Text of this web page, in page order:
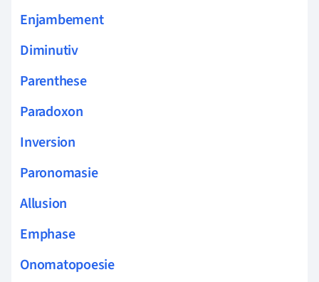
Enjambement
Diminutiv
Parenthese
Paradoxon
Inversion
Paronomasie
Allusion
Emphase
Onomatopoesie